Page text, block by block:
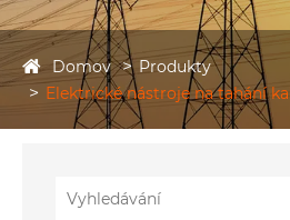
Domov
Produkty
Elektrické nástroje na tahání